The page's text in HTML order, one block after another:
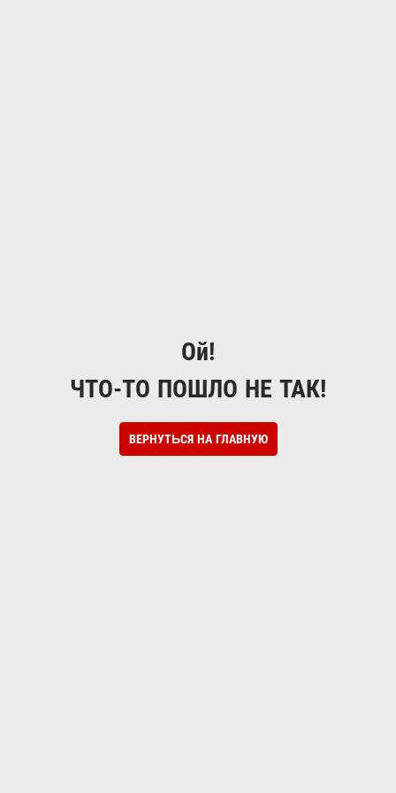
Ой!
ЧТО-ТО ПОШЛО НЕ ТАК!
ВЕРНУТЬСЯ НА ГЛАВНУЮ